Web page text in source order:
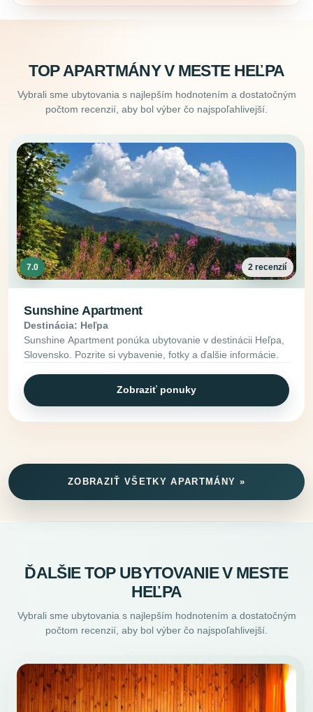
TOP APARTMÁNY V MESTE HEĽPA
Vybrali sme ubytovania s najlepším hodnotením a dostatočným
počtom recenzií, aby bol výber čo najspoľahlivejší.
7.0 2 recenzií
Sunshine Apartment
Destinácia: Heľpa
Sunshine Apartment ponúka ubytovanie v destinácii Heľpa,
Slovensko. Pozrite si vybavenie, fotky a ďalšie informácie.
Zobraziť ponuky
ZOBRAZIŤ VŠETKY APARTMÁNY »
ĎALŠIE TOP UBYTOVANIE V MESTE
HEĽPA
Vybrali sme ubytovania s najlepším hodnotením a dostatočným
počtom recenzií, aby bol výber čo najspoľahlivejší.